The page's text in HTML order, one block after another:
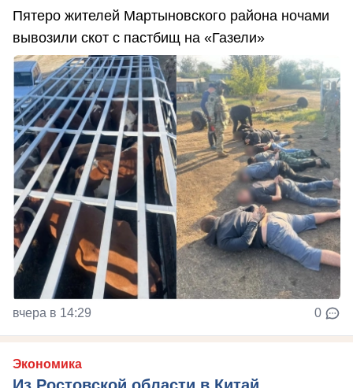
Пятеро жителей Мартыновского района ночами
вывозили скот с пастбищ на «Газели»
вчера в 14:29 0
Экономика
Из Ростовской области в Китай